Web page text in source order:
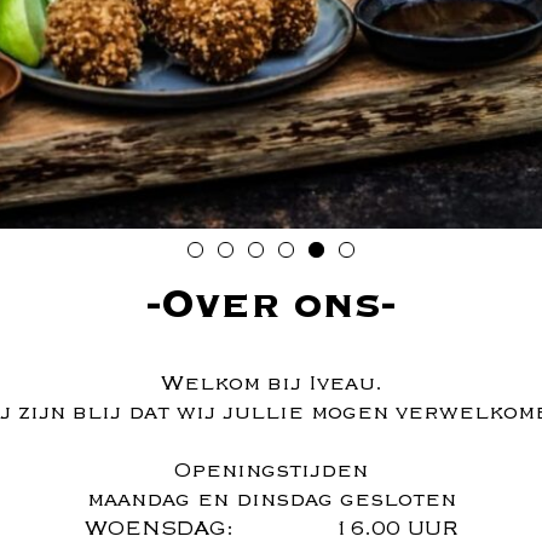
Over ons
Welkom bij Iveau.
zijn blij dat wij jullie mogen
Openingstijden
maandag en dinsdag gesloten
WOENSDAG: 16.00 UUR